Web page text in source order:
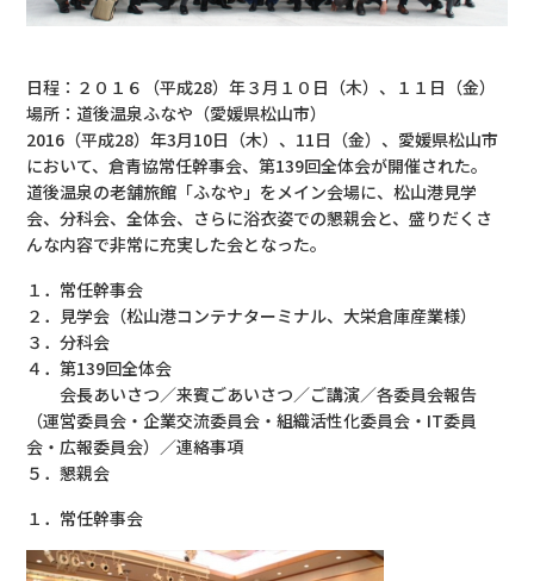
日程：２０１６（平成28）年３月１０日（木）、１１日（金）
場所：道後温泉ふなや（愛媛県松山市）
2016（平成28）年3月10日（木）、11日（金）、愛媛県松山市
において、倉青協常任幹事会、第139回全体会が開催された。
道後温泉の老舗旅館「ふなや」をメイン会場に、松山港見学
会、分科会、全体会、さらに浴衣姿での懇親会と、盛りだくさ
んな内容で非常に充実した会となった。
１．常任幹事会
２．見学会（松山港コンテナターミナル、大栄倉庫産業様）
３．分科会
４．第139回全体会
会長あいさつ／来賓ごあいさつ／ご講演／各委員会報告
（運営委員会・企業交流委員会・組織活性化委員会・IT委員
会・広報委員会）／連絡事項
５．懇親会
１．常任幹事会